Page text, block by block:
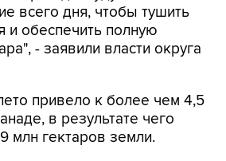
всего дня, чтобы тушить
и обеспечить полную
- заявили власти округа
привело к более чем 4,5
в результате чего
млн гектаров земли.